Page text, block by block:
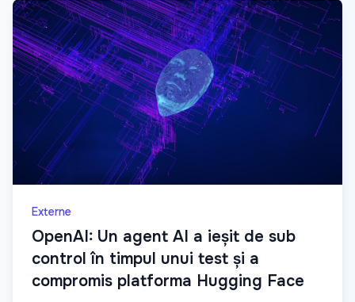
Externe
OpenAI: Un agent AI a ieșit de sub
control în timpul unui test și a
compromis platforma Hugging Face